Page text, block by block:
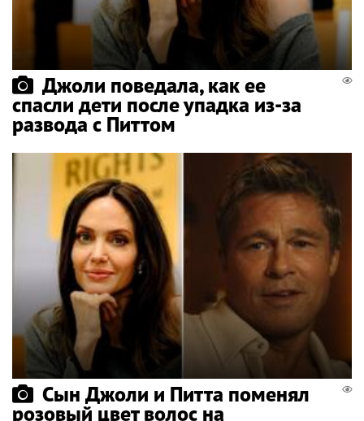
Джоли поведала, как ее
спасли дети после упадка из-за
развода с Питтом
Сын Джоли и Питта поменял
розовый цвет волос на